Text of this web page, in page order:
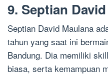
9. Septian
Septian David Maulana
tahun yang saat ini
Bandung. Dia memiliki
biasa, serta kemampuan